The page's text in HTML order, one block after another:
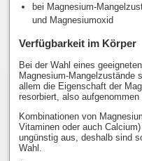
bei Magnesium-
und Magnesiumoxid
Verfügbarkeit im Körper
Bei der Wahl eines
Magnesium-Mangelzustände
allem die Eigenschaft der
resorbiert, also
Kombinationen von
Vitaminen oder auch
ungünstig aus, deshalb sind
Wahl.